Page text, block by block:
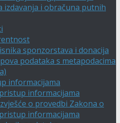
izdavanja i obračuna putnih
sponzorstava i donacija
podataka s metapodacima
informacijama
informacijama
o provedbi Zakona o
informacijama